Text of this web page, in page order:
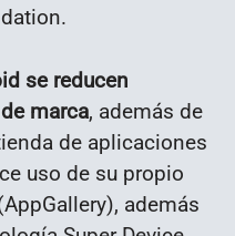
se reducen
marca, además de
de aplicaciones
uso de su propio
además